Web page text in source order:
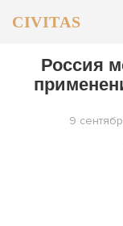
CIVITAS
ОБЩЕСТВО
Россия
9